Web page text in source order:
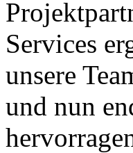
Services
unsere
und nun